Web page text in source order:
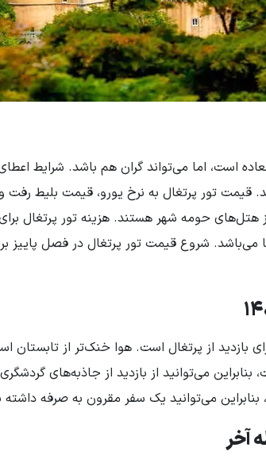
است، اما می‌تواند گران هم باشد. شرایط
قیمت تور پرتغال به نرخ یورو، قیمت بلیط
بازدید از پرتغال است. هوا خنک‌تر از
می‌توانید از بازدید از جاذبه‌های
بنابراین می‌توانید یک سفر مقرون به صرفه داشته
آخر